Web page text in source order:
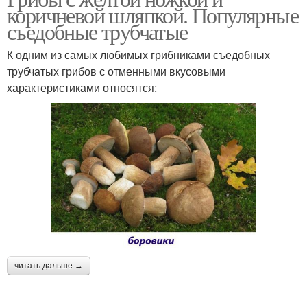
коричневой шляпкой. Популярные
съедобные трубчатые
К одним из самых любимых грибниками съедобных
трубчатых грибов с отменными вкусовыми
характеристиками относятся:
читать дальше →